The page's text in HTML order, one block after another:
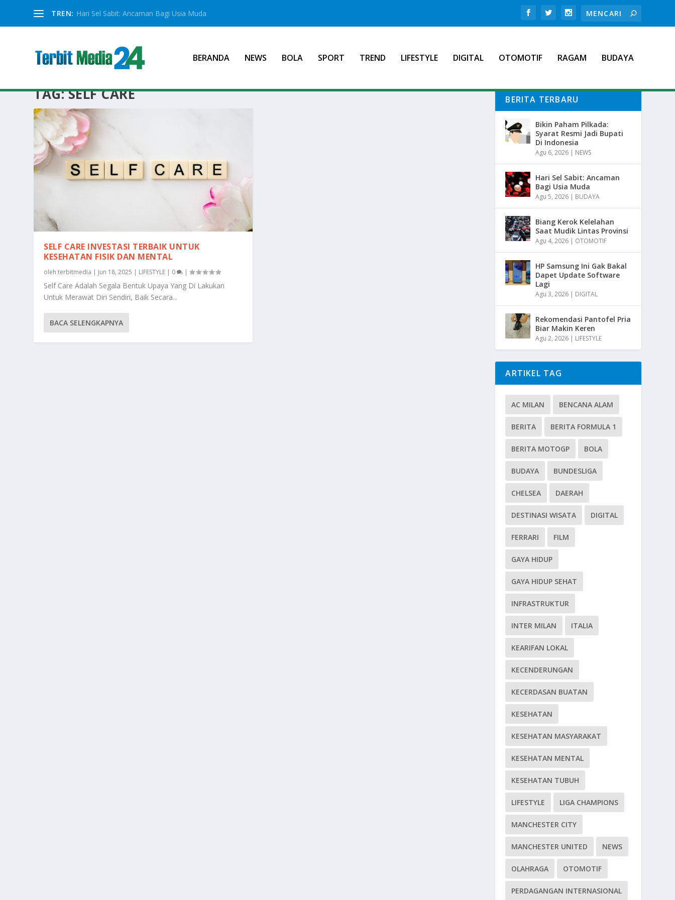
TREN: Hari Sel Sabit: Ancaman Bagi Usia Muda
BERANDA NEWS BOLA SPORT TREND LIFESTYLE DIGITAL OTOMOTIF RAGAM BUDAYA
TAG:SELF CARE
SELF CARE INVESTASI TERBAIK UNTUK
KESEHATAN FISIK DAN MENTAL
olehterbitmedia | Jun 18, 2025 | LIFESTYLE | 0 |
Self Care Adalah Segala Bentuk Upaya Yang Di Lakukan
Untuk Merawat Diri Sendiri, Baik Secara...
BACA SELENGKAPNYA
BERITA TERBARU
Bikin Paham Pilkada:
Syarat Resmi Jadi Bupati
Di Indonesia
Agu 6, 2026 | NEWS
Hari Sel Sabit: Ancaman
Bagi Usia Muda
Agu 5, 2026 | BUDAYA
Biang Kerok Kelelahan
Saat Mudik Lintas Provinsi
Agu 4, 2026 | OTOMOTIF
HP Samsung Ini Gak Bakal
Dapet Update Software
Lagi
Agu 3, 2026 | DIGITAL
Rekomendasi Pantofel Pria
Biar Makin Keren
Agu 2, 2026 | LIFESTYLE
ARTIKEL TAG
AC MILAN BENCANA ALAM
BERITA BERITA FORMULA 1
BERITA MOTOGP BOLA
BUDAYA BUNDESLIGA
CHELSEA DAERAH
DESTINASI WISATA DIGITAL
FERRARI FILM
GAYA HIDUP
GAYA HIDUP SEHAT
INFRASTRUKTUR
INTER MILAN ITALIA
KEARIFAN LOKAL
KECENDERUNGAN
KECERDASAN BUATAN
KESEHATAN
KESEHATAN MASYARAKAT
KESEHATAN MENTAL
KESEHATAN TUBUH
LIFESTYLE LIGA CHAMPIONS
MANCHESTER CITY
MANCHESTER UNITED NEWS
OLAHRAGA OTOMOTIF
PERDAGANGAN INTERNASIONAL